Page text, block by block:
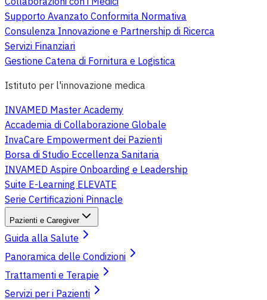
Supporto Avanzato Conformita Normativa
Consulenza Innovazione e Partnership di Ricerca
Servizi Finanziari
Gestione Catena di Fornitura e Logistica
Istituto per l'innovazione medica
INVAMED Master Academy
Accademia di Collaborazione Globale
InvaCare Empowerment dei Pazienti
Borsa di Studio Eccellenza Sanitaria
INVAMED Aspire Onboarding e Leadership
Suite E-Learning ELEVATE
Serie Certificazioni Pinnacle
Pazienti e Caregiver
Guida alla Salute
Panoramica delle Condizioni
Trattamenti e Terapie
Servizi per i Pazienti